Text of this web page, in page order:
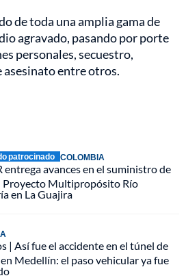
de toda una amplia gama de
agravado, pasando por porte
personales, secuestro,
entre otros.
patrocinado COLOMBIA
entrega avances en el suministro de
Proyecto Multipropósito Río
en La Guajira
| Así fue el accidente en el túnel de
Medellín: el paso vehicular ya fue